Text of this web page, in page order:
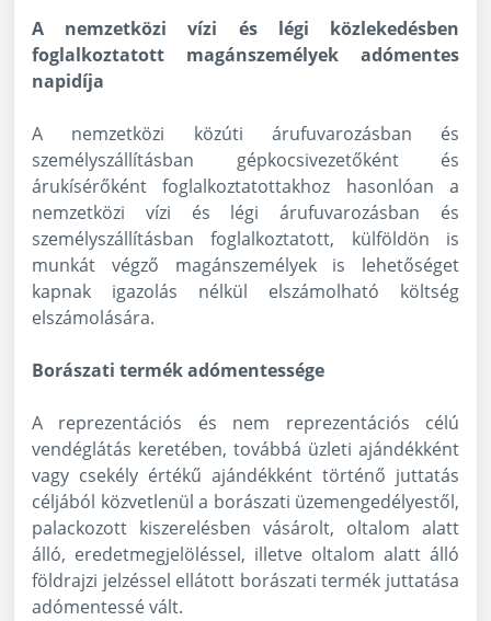
A nemzetközi vízi és légi közlekedésben
foglalkoztatott magánszemélyek adómentes
napidíja
A nemzetközi közúti árufuvarozásban és
személyszállításban gépkocsivezetőként és
árukísérőként foglalkoztatottakhoz hasonlóan a
nemzetközi vízi és légi árufuvarozásban és
személyszállításban foglalkoztatott, külföldön is
munkát végző magánszemélyek is lehetőséget
kapnak igazolás nélkül elszámolható költség
elszámolására.
Borászati termék adómentessége
A reprezentációs és nem reprezentációs célú
vendéglátás keretében, továbbá üzleti ajándékként
vagy csekély értékű ajándékként történő juttatás
céljából közvetlenül a borászati üzemengedélyestől,
palackozott kiszerelésben vásárolt, oltalom alatt
álló, eredetmegjelöléssel, illetve oltalom alatt álló
földrajzi jelzéssel ellátott borászati termék juttatása
adómentessé vált.